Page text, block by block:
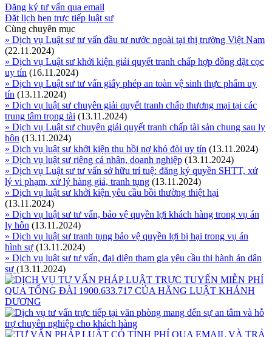
Đăng ký tư vấn qua email
Đặt lịch hẹn trực tiếp luật sư
Cùng chuyên mục
» Dịch vụ Luật sư tư vấn đầu tư nước ngoài tại thị trường Việt Nam
(22.11.2024)
» Dịch vụ Luật sư khởi kiện giải quyết tranh chấp hợp đồng đặt cọc
uy tín (16.11.2024)
» Dịch vụ Luật sư tư vấn giấy phép an toàn vệ sinh thực phẩm uy
tín (13.11.2024)
» Dịch vụ luật sư chuyên giải quyết tranh chấp thương mại tại các
trung tâm trọng tài (13.11.2024)
» Dịch vụ Luật sư chuyên giải quyết tranh chấp tài sản chung sau ly
hôn (13.11.2024)
» Dịch vụ luật sư khởi kiện thu hồi nợ khó đòi uy tín (13.11.2024)
» Dịch vụ luật sư riêng cá nhân, doanh nghiệp (13.11.2024)
» Dịch vụ Luật sư tư vấn sở hữu trí tuệ: đăng ký quyền SHTT, xử
lý vi phạm, xử lý hàng giả, tranh tụng (13.11.2024)
» Dịch vụ luật sư khởi kiện yêu cầu bồi thường thiệt hại
(13.11.2024)
» Dịch vụ luật sư tư vấn, bảo vệ quyền lợi khách hàng trong vụ án
ly hôn (13.11.2024)
» Dịch vụ luật sư tranh tụng bảo vệ quyền lợi bị hại trong vụ án
hình sự (13.11.2024)
» Dịch vụ luật sư tư vấn, đại diện tham gia yêu cầu thi hành án dân
sự (13.11.2024)